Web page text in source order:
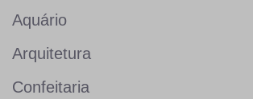
Aquário
Arquitetura
Confeitaria